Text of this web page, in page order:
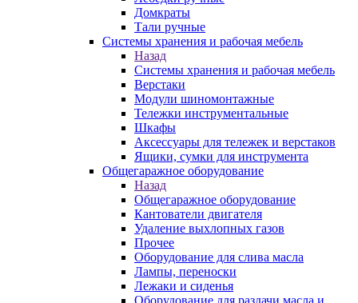
Домкраты
Тали ручные
Системы хранения и рабочая мебель
Назад
Системы хранения и рабочая мебель
Верстаки
Модули шиномонтажные
Тележки инструментальные
Шкафы
Аксессуары для тележек и верстаков
Ящики, сумки для инструмента
Общегаражное оборудование
Назад
Общегаражное оборудование
Кантователи двигателя
Удаление выхлопных газов
Прочее
Оборудование для слива масла
Лампы, переноски
Лежаки и сиденья
Оборудование для раздачи масла и